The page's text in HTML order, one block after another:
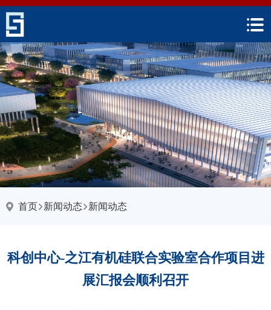
首页 新闻动态 新闻动态
科创中心-之江有机硅联合实验室合作项目进
展汇报会顺利召开